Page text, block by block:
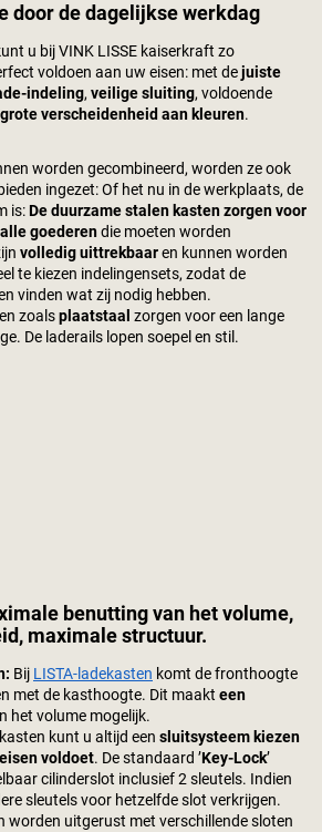
door de dagelijkse werkdag
u bijVINK LISSE kaiserkraft zo
voldoen aan uw eisen: met dejuiste
indeling, veilige sluiting, voldoende
grote verscheidenheid aan kleuren.
worden gecombineerd, worden ze ook
ingezet: Of het nu in de werkplaats, de
is:De duurzame stalen kasten zorgen voor
goederendie moeten worden
volledig uittrekbaaren kunnen worden
te kiezen indelingensets, zodat de
vinden wat zij nodig hebben.
zoalsplaatstaal zorgen voor een lange
De laderails lopen soepel en stil.
benutting van het volume,
maximale structuur.
Bij LISTA-ladekasten komt de fronthoogte
met de kasthoogte. Dit maakt een
het volume mogelijk.
kunt u altijd een sluitsysteem kiezen
voldoet. De standaard ’Key-Lock’
cilinderslot inclusief 2 sleutels. Indien
sleutels voor hetzelfde slot verkrijgen.
worden uitgerust met verschillende sloten